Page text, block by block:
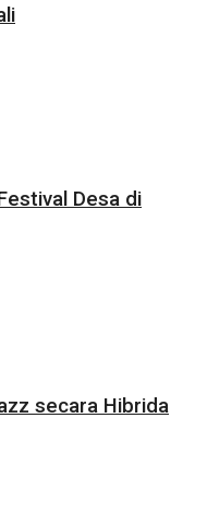
Desa di
secara Hibrida